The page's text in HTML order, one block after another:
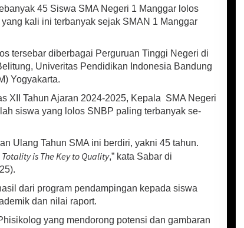
45 Siswa SMA Negeri 1 Manggar lolos
kali ini terbanyak sejak SMAN 1 Manggar
tersebar diberbagai Perguruan Tinggi Negeri di
Univeritas Pendidikan Indonesia Bandung
Yogyakarta.
XII Tahun Ajaran 2024-2025, Kepala SMA Negeri
siswa yang lolos SNBP paling terbanyak se-
Ulang Tahun SMA ini berdiri, yakni 45 tahun.
Totality is The Key to Quality,” kata Sabar di
dari program pendampingan kepada siswa
dan nilai raport.
yang mendorong potensi dan gambaran